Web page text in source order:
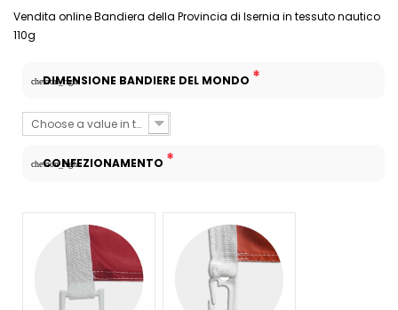
Vendita online Bandiera della Provincia di Isernia in tessuto nautico
110g
chevron_right
DIMENSIONE BANDIERE DEL MONDO *
Choose a value in the list
chevron_right
CONFEZIONAMENTO *